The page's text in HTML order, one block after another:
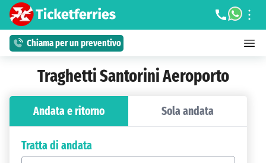
Chiama per un preventivo
Traghetti Santorini Aeroporto
Andata e ritorno Sola andata
Tratta di andata